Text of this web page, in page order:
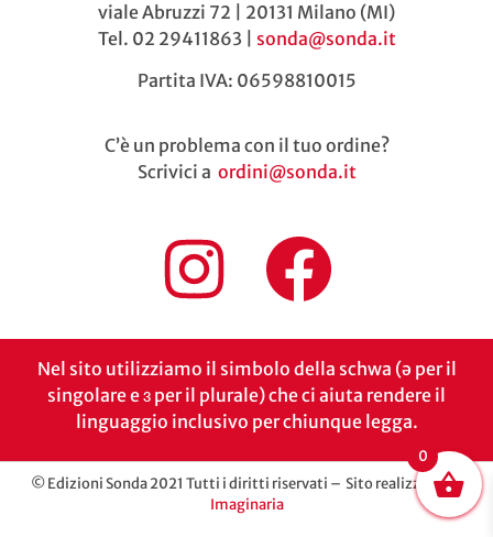
viale Abruzzi 72 | 20131 Milano (MI)
Tel. 02 29411863 | sonda@sonda.it
Partita IVA: 06598810015
C’è un problema con il tuo ordine?
Scrivici a ordini@sonda.it
Nel sito utilizziamo il simbolo della schwa (ə per il
singolare e ɜ per il plurale) che ci aiuta rendere il
linguaggio inclusivo per chiunque legga.
© Edizioni Sonda 2021 Tutti i diritti riservati – Sito realizzato da
Imaginaria
0